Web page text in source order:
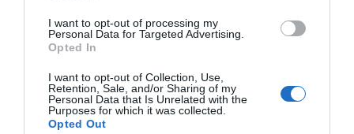
I want to opt-out of processing my
Personal Data for Targeted Advertising.
Opted In
I want to opt-out of Collection, Use,
Retention, Sale, and/or Sharing of my
Personal Data that Is Unrelated with the
Purposes for which it was collected.
Opted Out